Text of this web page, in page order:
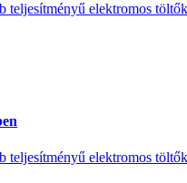
elektromos
elektromos